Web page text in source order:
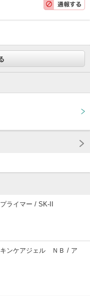
ライマー / SK-II
ンケアジェル ＮＢ / ア